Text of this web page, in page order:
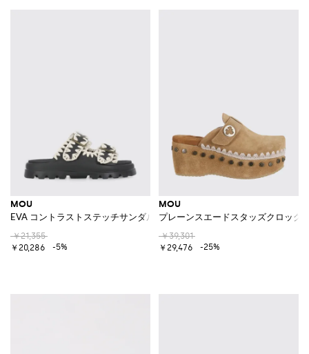
MOU
EVA コントラストステッチサンダル
￥21,355
￥20,286
-5%
MOU
プレーンスエードスタッズクロッグ
￥39,301
￥29,476
-25%